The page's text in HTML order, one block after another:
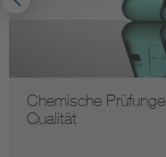
für Nachhaltigkeit und